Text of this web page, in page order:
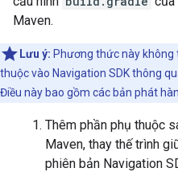
Maven.
Lưu ý: Phương thức này
thuộc vào Navigation SDK thông
Điều này bao gồm các bản phát
Thêm phần phụ thuộc
Maven, thay thế trình
phiên bản Navigation